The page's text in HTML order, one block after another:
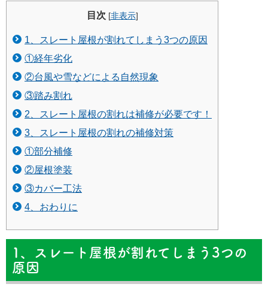
目次 [非表示]
1、スレート屋根が割れてしまう3つの原因
①経年劣化
②台風や雪などによる自然現象
③踏み割れ
2、スレート屋根の割れは補修が必要です！
3、スレート屋根の割れの補修対策
①部分補修
②屋根塗装
③カバー工法
4、おわりに
1、スレート屋根が割れてしまう3つの
原因